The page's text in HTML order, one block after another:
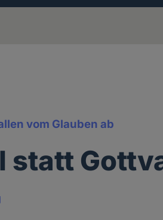
vom Glauben ab
statt